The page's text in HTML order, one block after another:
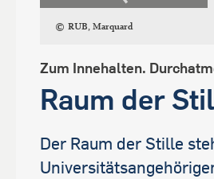
RUB, Marquard
Zum Innehalten.
Raum der
Der Raum der Stille